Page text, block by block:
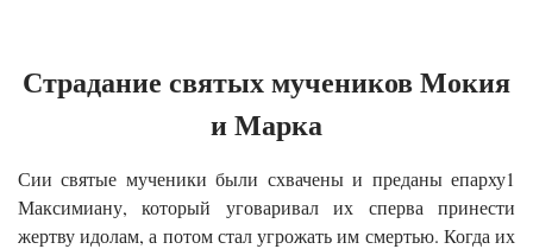
Страдание святых мучеников Мокия
и Марка
Сии святые мученики были схвачены и преданы епарху1
Максимиану, который уговаривал их сперва принести
жертву идолам, а потом стал угрожать им смертью. Когда их